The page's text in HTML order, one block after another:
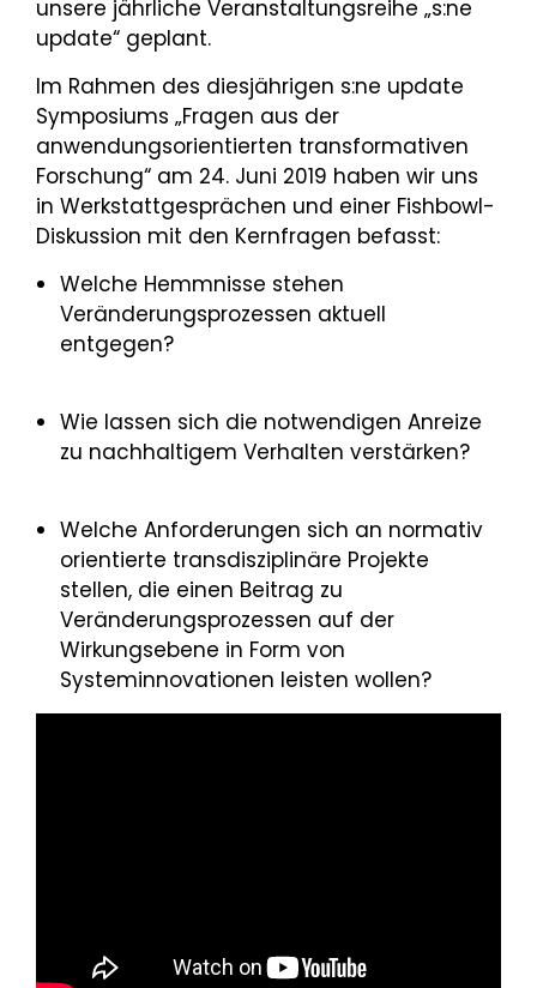
unsere jährliche Veranstaltungsreihe „s:ne
update“ geplant.
Im Rahmen des diesjährigen s:ne update
Symposiums „Fragen aus der
anwendungsorientierten transformativen
Forschung“ am 24. Juni 2019 haben wir uns
in Werkstattgesprächen und einer Fishbowl-
Diskussion mit den Kernfragen befasst:
Welche Hemmnisse stehen
Veränderungsprozessen aktuell
entgegen?
Wie lassen sich die notwendigen Anreize
zu nachhaltigem Verhalten verstärken?
Welche Anforderungen sich an normativ
orientierte transdisziplinäre Projekte
stellen, die einen Beitrag zu
Veränderungsprozessen auf der
Wirkungsebene in Form von
Systeminnovationen leisten wollen?